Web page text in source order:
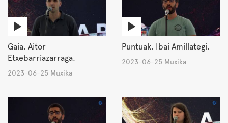
Gaia. Aitor
Etxebarriazarraga.
2023-06-25 Muxika
Puntuak. Ibai Amillategi.
2023-06-25 Muxika